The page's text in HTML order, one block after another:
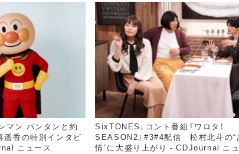
マン パンタンと約
遥香の特別インタビ
ニュース
SixTONES、コント番組『ワロタ！
SEASON2』#3#4配信 松村北斗の“
情”に大盛り上がり - CDJournal ニ